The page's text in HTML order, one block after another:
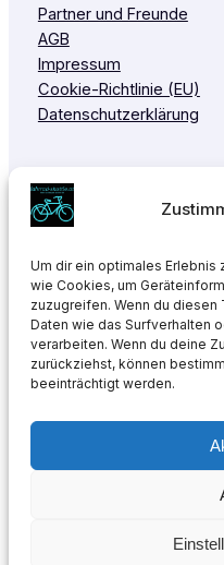
Um dir ein optimales
wie Cookies, um
zuzugreifen. Wenn du
Daten wie das Surfverhalten
verarbeiten. Wenn du deine
zurückziehst, können
beeinträchtigt werden.
Partner und Freunde
AGB
Impressum
Cookie-Richtlinie (EU)
Datenschutzerklärung
SitemapDesign
2025